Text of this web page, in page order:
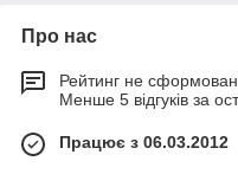
Про нас
Рейтинг не
Менше 5 відгуків за
Працює з 06.03.2012